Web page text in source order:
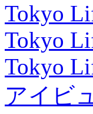
Tokyo
Tokyo
Tokyo
アイビ